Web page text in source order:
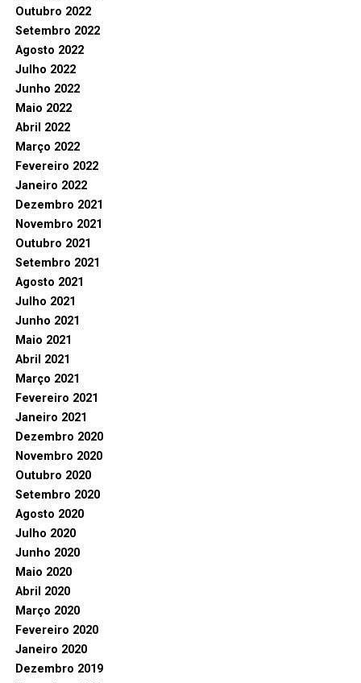
Outubro 2022
Setembro 2022
Agosto 2022
Julho 2022
Junho 2022
Maio 2022
Abril 2022
Março 2022
Fevereiro 2022
Janeiro 2022
Dezembro 2021
Novembro 2021
Outubro 2021
Setembro 2021
Agosto 2021
Julho 2021
Junho 2021
Maio 2021
Abril 2021
Março 2021
Fevereiro 2021
Janeiro 2021
Dezembro 2020
Novembro 2020
Outubro 2020
Setembro 2020
Agosto 2020
Julho 2020
Junho 2020
Maio 2020
Abril 2020
Março 2020
Fevereiro 2020
Janeiro 2020
Dezembro 2019